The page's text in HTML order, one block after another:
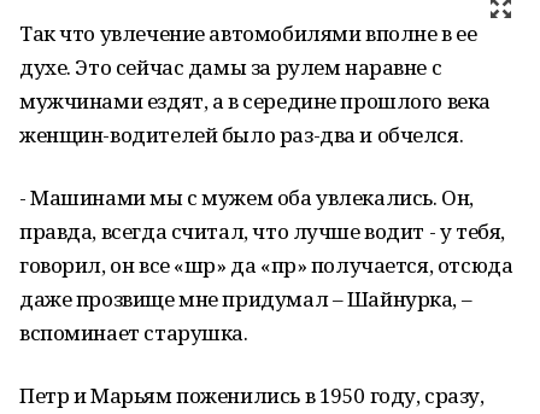
Так что увлечение автомобилями вполне в ее
духе. Это сейчас дамы за рулем наравне с
мужчинами ездят, а в середине прошлого века
женщин-водителей было раз-два и обчелся.
- Машинами мы с мужем оба увлекались. Он,
правда, всегда считал, что лучше водит - у тебя,
говорил, он все «шр» да «пр» получается, отсюда
даже прозвище мне придумал – Шайнурка, –
вспоминает старушка.
Петр и Марьям поженились в 1950 году, сразу,